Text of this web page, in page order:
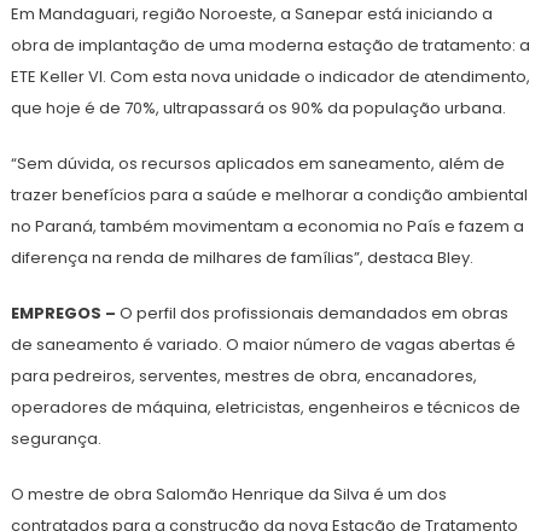
Em Mandaguari, região Noroeste, a Sanepar está iniciando a
obra de implantação de uma moderna estação de tratamento: a
ETE Keller VI. Com esta nova unidade o indicador de atendimento,
que hoje é de 70%, ultrapassará os 90% da população urbana.
“Sem dúvida, os recursos aplicados em saneamento, além de
trazer benefícios para a saúde e melhorar a condição ambiental
no Paraná, também movimentam a economia no País e fazem a
diferença na renda de milhares de famílias”, destaca Bley.
EMPREGOS – O perfil dos profissionais demandados em obras
de saneamento é variado. O maior número de vagas abertas é
para pedreiros, serventes, mestres de obra, encanadores,
operadores de máquina, eletricistas, engenheiros e técnicos de
segurança.
O mestre de obra Salomão Henrique da Silva é um dos
contratados para a construção da nova Estação de Tratamento